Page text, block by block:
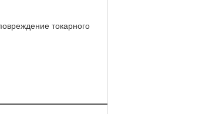
токарного